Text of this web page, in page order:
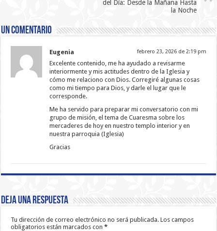
del Día: Desde la Mañana Hasta
la Noche
Un comentario
Eugenia febrero 23, 2026 de 2:19 pm
Excelente contenido, me ha ayudado a revisarme
interiormente y mis actitudes dentro de la Iglesia y
cómo me relaciono con Dios. Corregiré algunas cosas
como mi tiempo para Dios, y darle el lugar que le
corresponde.
Me ha servido para preparar mi conversatorio con mi
grupo de misión, el tema de Cuaresma sobre los
mercaderes de hoy en nuestro templo interior y en
nuestra parroquia (Iglesia)
Gracias
Deja una respuesta
Tu dirección de correo electrónico no será publicada. Los campos
obligatorios están marcados con*